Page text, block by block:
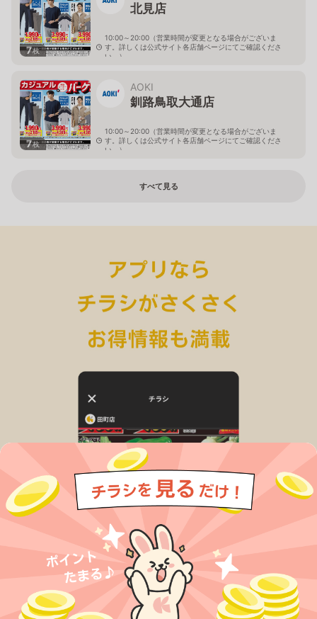
7枚
北見店
10:00～20:00（営業時間が変更となる場合がございま
す。詳しくは公式サイト各店舗ページにてご確認くださ
い。）
7枚
AOKI
釧路鳥取大通店
10:00～20:00（営業時間が変更となる場合がございま
す。詳しくは公式サイト各店舗ページにてご確認くださ
い。）
すべて見る